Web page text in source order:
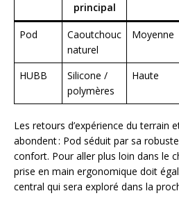
principal
Pod
Caoutchouc
naturel
Moyenne
HUBB
Silicone /
polymères
Haute
Les retours d’expérience du terrain
abondent : Pod séduit par sa
confort. Pour aller plus loin dans le
prise en main ergonomique doit
central qui sera exploré dans la